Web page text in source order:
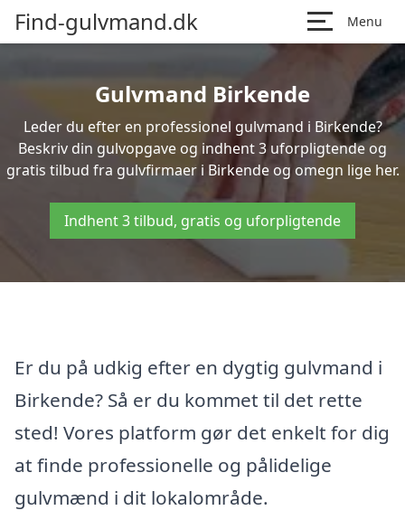
Find-gulvmand.dk Menu
Gulvmand Birkende
Leder du efter en professionel gulvmand i Birkende?
Beskriv din gulvopgave og indhent 3 uforpligtende og
gratis tilbud fra gulvfirmaer i Birkende og omegn lige her.
Indhent 3 tilbud, gratis og uforpligtende
Er du på udkig efter en dygtig gulvmand i
Birkende? Så er du kommet til det rette
sted! Vores platform gør det enkelt for dig
at finde professionelle og pålidelige
gulvmænd i dit lokalområde.